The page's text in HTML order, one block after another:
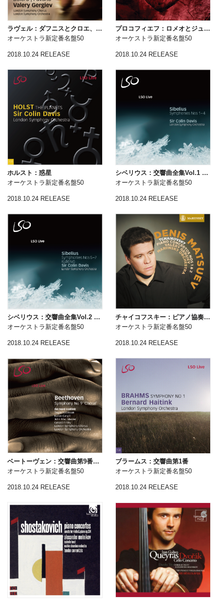
ラヴェル：ダフニスとクロエ、ボレロ
オーケストラ新定番名盤50
2018.10.24 RELEASE
プロコフィエフ：ロメオとジュリエット（全曲）
オーケストラ新定番名盤50
2018.10.24 RELEASE
ホルスト：惑星
オーケストラ新定番名盤50
2018.10.24 RELEASE
シベリウス：交響曲全集Vol.1 （第1〜4番）
オーケストラ新定番名盤50
2018.10.24 RELEASE
シベリウス：交響曲全集Vol.2 （第5〜7番、クレルヴォ交響曲）
オーケストラ新定番名盤50
2018.10.24 RELEASE
チャイコフスキー：ピアノ協奏曲第1・2番
オーケストラ新定番名盤50
2018.10.24 RELEASE
ベートーヴェン：交響曲第9番「合唱」
オーケストラ新定番名盤50
2018.10.24 RELEASE
ブラームス：交響曲第1番
オーケストラ新定番名盤50
2018.10.24 RELEASE